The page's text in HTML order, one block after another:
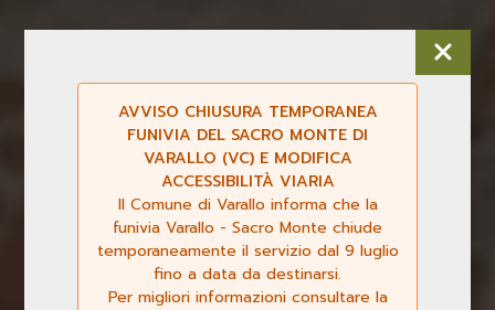
AVVISO CHIUSURA TEMPORANEA
FUNIVIA DEL SACRO MONTE DI
VARALLO (VC) E MODIFICA
ACCESSIBILITÀ VIARIA
Il Comune di Varallo informa che la
funivia Varallo - Sacro Monte chiude
temporaneamente il servizio dal 9 luglio
fino a data da destinarsi.
Per migliori informazioni consultare la